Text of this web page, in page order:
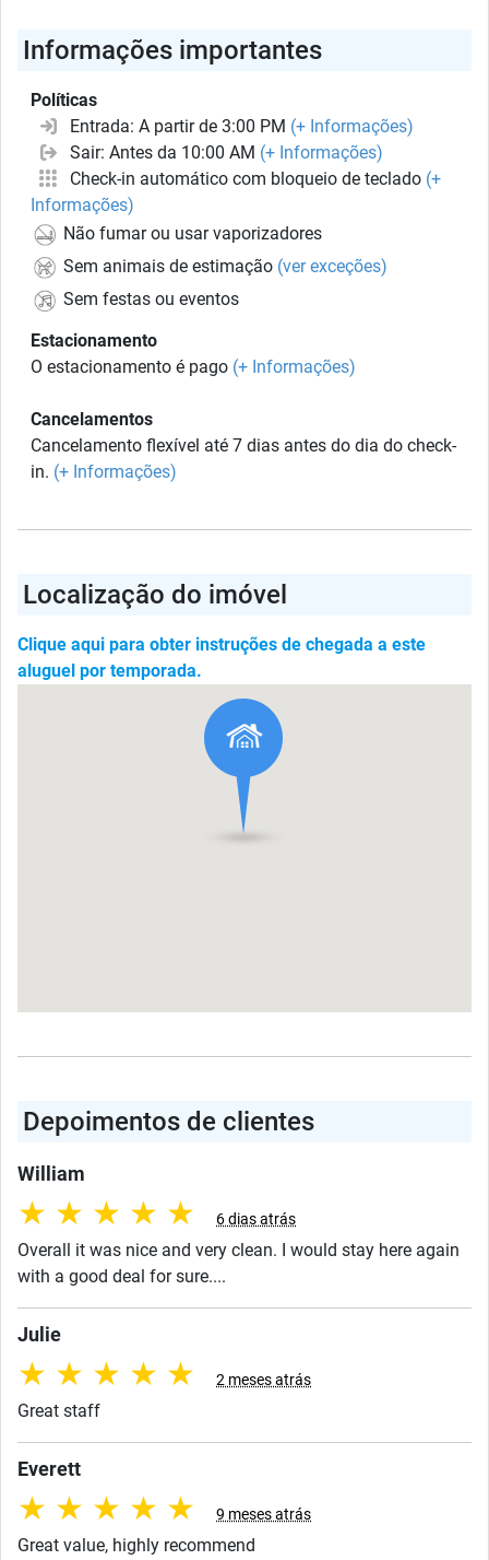
Informações importantes
Políticas
Entrada: A partir de 3:00 PM (+ Informações)
Sair: Antes da 10:00 AM (+ Informações)
Check-in automático com bloqueio de teclado (+
Informações)
Não fumar ou usar vaporizadores
Sem animais de estimação (ver exceções)
Sem festas ou eventos
Estacionamento
O estacionamento é pago (+ Informações)
Cancelamentos
Cancelamento flexível até 7 dias antes do dia do check-
in. (+ Informações)
Localização do imóvel
Clique aqui para obter instruções de chegada a este
aluguel por temporada.
Depoimentos de clientes
William
★ ★ ★ ★ ★ 6 dias atrás
Overall it was nice and very clean. I would stay here again
with a good deal for sure....
Julie
★ ★ ★ ★ ★ 2 meses atrás
Great staff
Everett
★ ★ ★ ★ ★ 9 meses atrás
Great value, highly recommend